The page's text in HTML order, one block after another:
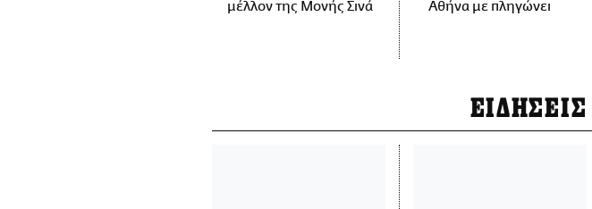
μέλλον της Μονής Σινά
Αθήνα με πληγώνει
ΕΙΔΗΣΕΙΣ